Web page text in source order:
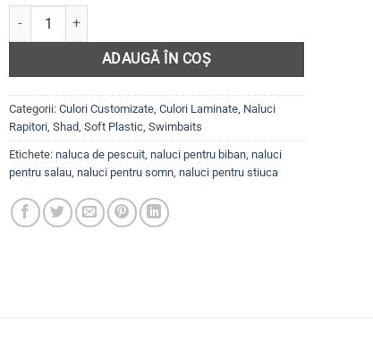
Cantitate Set 5 năluci Shad SLIM PERCH, 7cm, BCZ-Blue, Cod
ADAUGĂ ÎN COȘ
Categorii: Culori Customizate, Culori Laminate, Naluci
Rapitori, Shad, Soft Plastic, Swimbaits
Etichete: naluca de pescuit, naluci pentru biban, naluci
pentru salau, naluci pentru somn, naluci pentru stiuca